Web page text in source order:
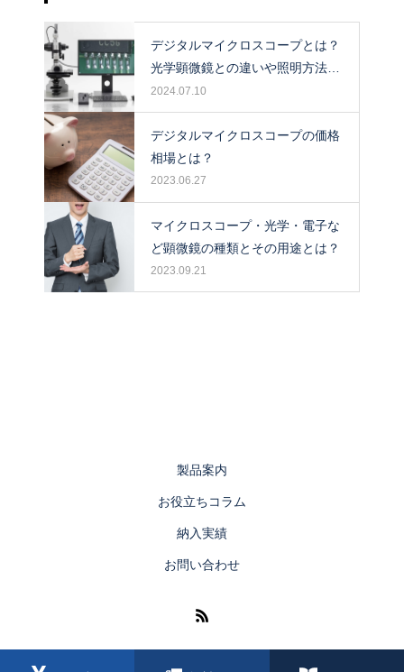
デジタルマイクロスコープとは？
光学顕微鏡との違いや照明方法に
ついて解説！
2024.07.10
デジタルマイクロスコープの価格
相場とは？
2023.06.27
マイクロスコープ・光学・電子な
ど顕微鏡の種類とその用途とは？
2023.09.21
製品案内
お役立ちコラム
納入実績
お問い合わせ